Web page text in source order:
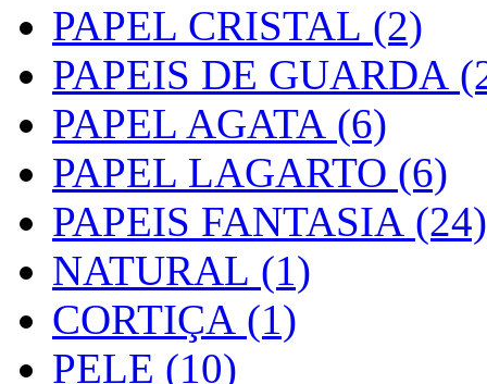
PAPEL CRISTAL (2)
PAPEIS DE GUARDA
PAPEL AGATA (6)
PAPEL LAGARTO (6)
PAPEIS FANTASIA (24)
NATURAL (1)
CORTIÇA (1)
PELE (10)